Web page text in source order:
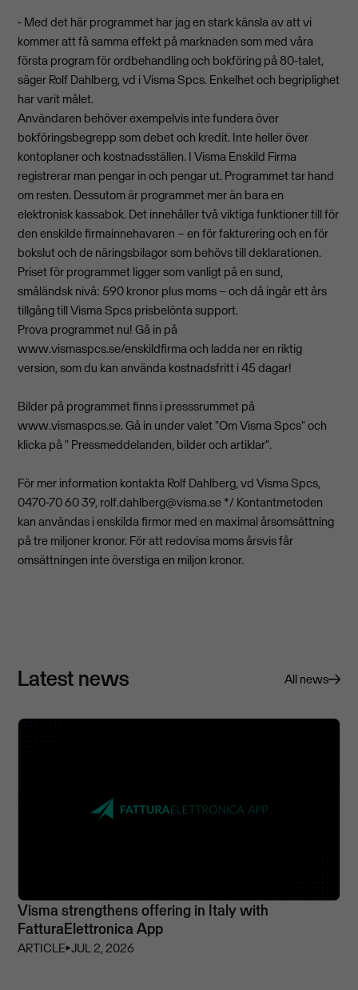
- Med det här programmet har jag en stark känsla av att vi
kommer att få samma effekt på marknaden som med våra
första program för ordbehandling och bokföring på 80-talet,
säger Rolf Dahlberg, vd i Visma Spcs. Enkelhet och begriplighet
har varit målet.
Användaren behöver exempelvis inte fundera över
bokföringsbegrepp som debet och kredit. Inte heller över
kontoplaner och kostnadsställen. I Visma Enskild Firma
registrerar man pengar in och pengar ut. Programmet tar hand
om resten. Dessutom är programmet mer än bara en
elektronisk kassabok. Det innehåller två viktiga funktioner till för
den enskilde firmainnehavaren – en för fakturering och en för
bokslut och de näringsbilagor som behövs till deklarationen.
Priset för programmet ligger som vanligt på en sund,
småländsk nivå: 590 kronor plus moms – och då ingår ett års
tillgång till Visma Spcs prisbelönta support.
Prova programmet nu! Gå in på
www.vismaspcs.se/enskildfirma och ladda ner en riktig
version, som du kan använda kostnadsfritt i 45 dagar!
Bilder på programmet finns i presssrummet på
www.vismaspcs.se. Gå in under valet "Om Visma Spcs" och
klicka på " Pressmeddelanden, bilder och artiklar".
För mer information kontakta Rolf Dahlberg, vd Visma Spcs,
0470-70 60 39, rolf.dahlberg@visma.se */ Kontantmetoden
kan användas i enskilda firmor med en maximal årsomsättning
på tre miljoner kronor. För att redovisa moms årsvis får
omsättningen inte överstiga en miljon kronor.
Latest news All news
Visma strengthens offering in Italy with
FatturaElettronica App
ARTICLE⏵JUL 2, 2026